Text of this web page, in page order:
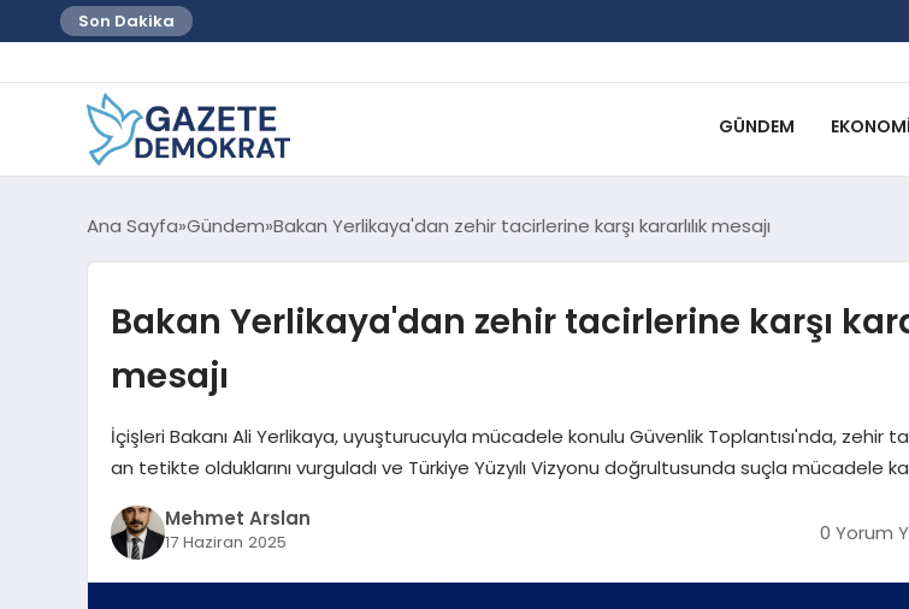
Son Dakika
GÜNDEM EKONOMI
Ana Sayfa Gündem Bakan Yerlikaya'dan zehir tacirlerine karşı kararlılık mesajı
Bakan Yerlikaya'dan zehir tacirlerine karşı
mesajı
İçişleri Bakanı Ali Yerlikaya, uyuşturucuyla mücadele konulu Güvenlik Toplantısı'nda, zehir
an tetikte olduklarını vurguladı ve Türkiye Yüzyılı Vizyonu doğrultusunda suçla mücadele
Mehmet Arslan
17 Haziran 2025 0 Yorum